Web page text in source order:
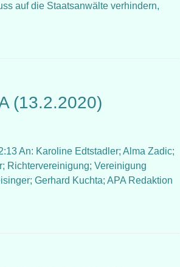
auf die Staatsanwälte verhindern,
(13.2.2020)
An: Karoline Edtstadler; Alma Zadic;
Richtervereinigung; Vereinigung
Gerhard Kuchta; APA Redaktion